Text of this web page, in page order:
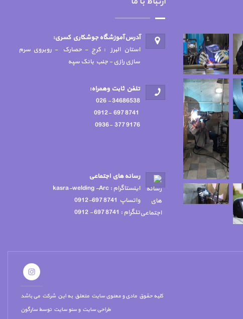
آدرس آموزشگاه جوشكاري كسري:
استان البرز : کرج - حصارک - روبروی سرم
سازی رازی - جنب بانک سپه
تلفن ثابت وهمراه:
34686538 - 026
9176 377 -0936
رسانه هاي اجتماعي
اينستاگرام : kasra-welding -Arc
واتساپ 8741 697-0912
تلگرام : 8741 697 - 0912
کلیه حقوق مادی و معنوی سایت متعلق به این شرکت می باشد
طراحی سایتوسئو سایت توسطسارگون